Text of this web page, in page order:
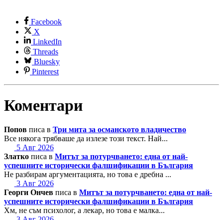
Facebook
X
LinkedIn
Threads
Bluesky
Pinterest
Коментари
Попов писа в Три мита за османското владичество
Все някога трябваше да излезе този текст. Най...
5 Авг 2026
Златко писа в Митът за потурчването: една от най-
успешните исторически фалшификации в България
Не разбирам аргументацията, но това е дребна ...
3 Авг 2026
Георги Ончев писа в Митът за потурчването: една от най-
успешните исторически фалшификации в България
Хм, не съм психолог, а лекар, но това е малка...